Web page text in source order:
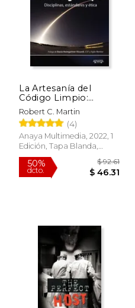
15%
La Artesanía del
Código Limpio:
Disciplinas,
Estándares y Ética
Robert C. Martin
(4)
Anaya Multimedia, 2022, 1
Edición, Tapa Blanda,
Nuevo